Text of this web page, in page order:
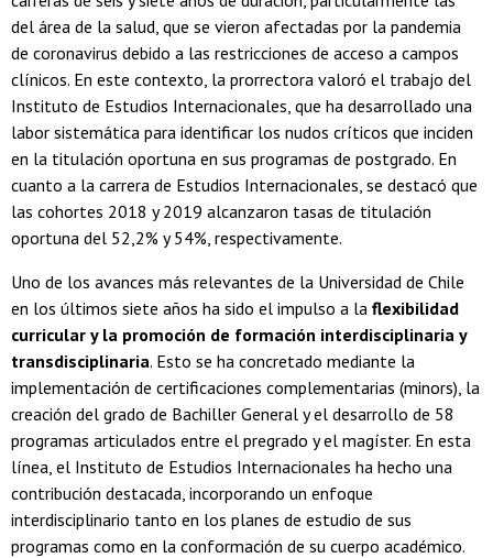
del área de la salud, que se vieron afectadas por la pandemia
de coronavirus debido a las restricciones de acceso a campos
clínicos. En este contexto, la prorrectora valoró el trabajo del
Instituto de Estudios Internacionales, que ha desarrollado una
labor sistemática para identificar los nudos críticos que inciden
en la titulación oportuna en sus programas de postgrado. En
cuanto a la carrera de Estudios Internacionales, se destacó que
las cohortes 2018 y 2019 alcanzaron tasas de titulación
oportuna del 52,2% y 54%, respectivamente.
Uno de los avances más relevantes de la Universidad de Chile
en los últimos siete años ha sido el impulso a la flexibilidad
curricular y la promoción de formación interdisciplinaria y
transdisciplinaria. Esto se ha concretado mediante la
implementación de certificaciones complementarias (minors), la
creación del grado de Bachiller General y el desarrollo de 58
programas articulados entre el pregrado y el magíster. En esta
línea, el Instituto de Estudios Internacionales ha hecho una
contribución destacada, incorporando un enfoque
interdisciplinario tanto en los planes de estudio de sus
programas como en la conformación de su cuerpo académico.